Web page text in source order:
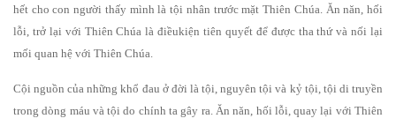
hết cho con người thấy mình là tội nhân trước mặt Thiên Chúa. Ăn năn, hối
lỗi, trở lại với Thiên Chúa là điềukiện tiên quyết để được tha thứ và nối lại
mối quan hệ với Thiên Chúa.
Cội nguồn của những khổ đau ở đời là tội, nguyên tội và kỷ tội, tội di truyền
trong dòng máu và tội do chính ta gây ra. Ăn năn, hối lỗi, quay lại với Thiên